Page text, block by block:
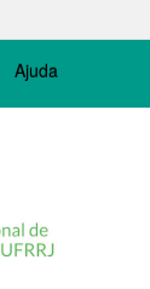
Ajuda